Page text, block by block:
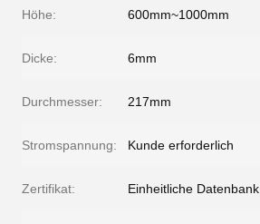
Höhe: 600mm~1000mm
Dicke: 6mm
Durchmesser: 217mm
Stromspannung: Kunde erforderlich
Zertifikat: Einheitliche Datenbank